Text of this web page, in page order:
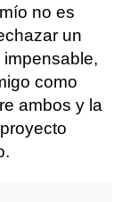
no es
un
como
ambos y la